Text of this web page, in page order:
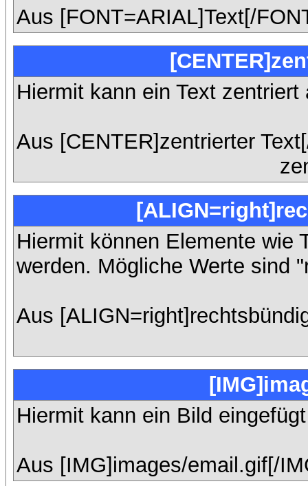
Aus [FONT=ARIAL]Text[/
Hiermit kann ein Text
Aus [CENTER]zentrierter
Hiermit können Elemente wie
werden. Mögliche Werte sind
Aus
Hiermit kann ein Bild
Aus [IMG]images/email.gif[/